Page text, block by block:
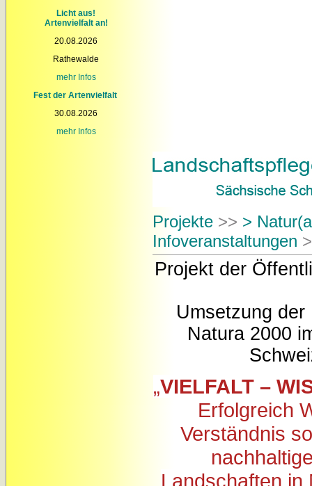
Licht aus!
Artenvielfalt an!
20.08.2026
Rathewalde
mehr Infos
Fest der Artenvielfalt
30.08.2026
mehr Infos
Projekte >> >
Infoveranstaltungen
Projekt der
Umsetzung
Natura 2000
„VIELFALT –
Erfolgreich
Verständnis
Landschaften in